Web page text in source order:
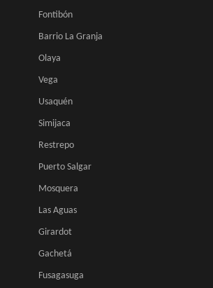
Fontibón
Barrio La Granja
Olaya
Vega
Usaquén
Simijaca
Restrepo
Puerto Salgar
Mosquera
Las Aguas
Girardot
Gachetá
Fusagasuga